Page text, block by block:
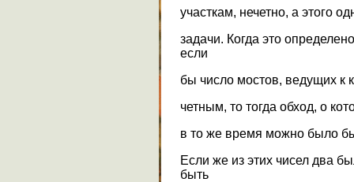
участкам, нечетно, а этого
задачи. Когда это
если
бы число мостов, ведущих к
четным, то тогда обход, о
в то же время можно было бы
Если же из этих чисел два
быть